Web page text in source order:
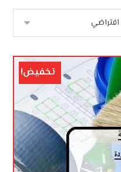
تخفيض!